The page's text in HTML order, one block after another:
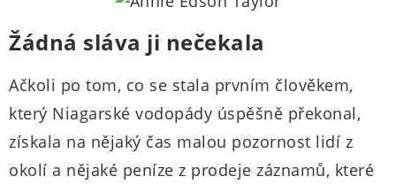
Žádná sláva ji nečekala
Ačkoli po tom, co se stala prvním člověkem,
který Niagarské vodopády úspěšně překonal,
získala na nějaký čas malou pozornost lidí z
okolí a nějaké peníze z prodeje záznamů, které